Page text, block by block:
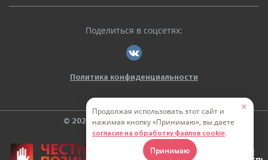
Поделиться в соцсетях:
Политика конфиденциальности
© 2026. ООО «ТВЕРЬЭНЕРГОКАБЕЛЬ»
Продолжая использовать этот сайт и
нажимая кнопку «Принимаю», вы даете
согласие на обработку файлов cookie.
Принимаю